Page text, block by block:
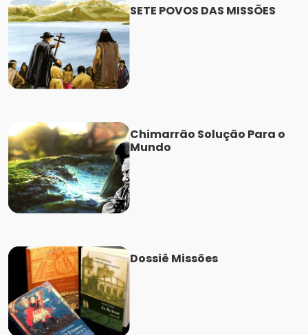
SETE POVOS DAS MISSÕES
Chimarrão Solução Para o
Mundo
Dossiê Missões